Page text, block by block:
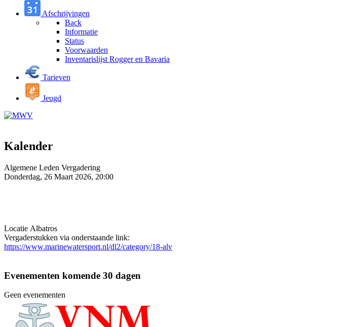
Afschrijvingen
Back
Informatie
Status
Voorwaarden
Inventarislijst Rogger en Bavaria
Tarieven
Jeugd
Kalender
Algemene Leden Vergadering
Donderdag, 26 Maart 2026, 20:00
Locatie Albatros
Vergaderstukken via onderstaande link:
https://www.marinewatersport.nl/dl2/category/18-alv
Evenementen komende 30 dagen
Geen evenementen